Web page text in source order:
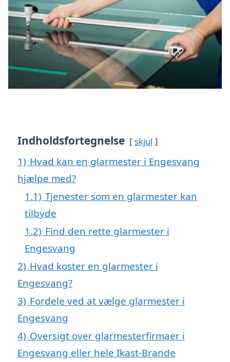
Indholdsfortegnelse skjul
1) Hvad kan en glarmester i Engesvang
hjælpe med?
1.1) Tjenester som en glarmester kan
tilbyde
1.2) Find den rette glarmester i
Engesvang
2) Hvad koster en glarmester i
Engesvang?
3) Fordele ved at vælge glarmester i
Engesvang
4) Oversigt over glarmesterfirmaer i
Engesvang eller hele Ikast-Brande